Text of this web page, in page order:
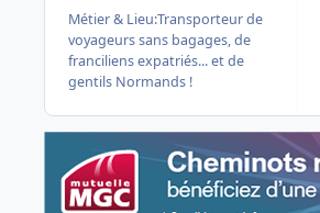
Métier & Lieu:Transporteur de
voyageurs sans bagages, de
franciliens expatriés... et de
gentils Normands !